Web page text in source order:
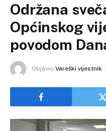
Održana
Općinskog
povodom
Objavio Vareški vijestnik